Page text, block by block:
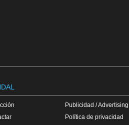
Publicidad / Advertising
Política de privacidad